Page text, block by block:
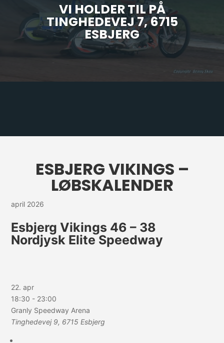
VI HOLDER TIL PÅ
TINGHEDEVEJ 7, 6715
ESBJERG
ESBJERG VIKINGS –
LØBSKALENDER
april 2026
Esbjerg Vikings 46 – 38
Nordjysk Elite Speedway
22. apr
18:30 - 23:00
Granly Speedway Arena
Tinghedevej 9, 6715 Esbjerg